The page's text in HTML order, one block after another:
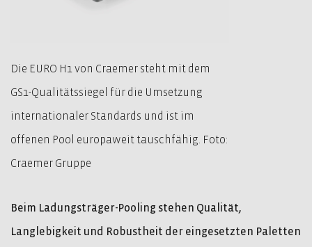
Die EURO H1 von Craemer steht mit dem
GS1-Qualitätssiegel für die Umsetzung
internationaler Standards und ist im
offenen Pool europaweit tauschfähig. Foto:
Craemer Gruppe
Beim Ladungsträger-Pooling stehen Qualität,
Langlebigkeit und Robustheit der eingesetzten Paletten